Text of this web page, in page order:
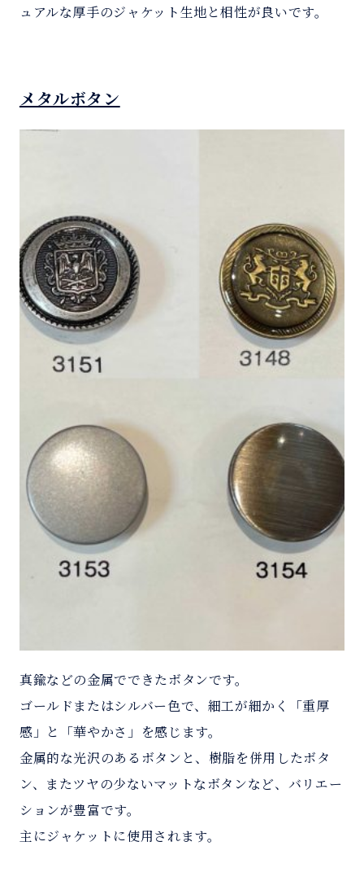
ュアルな厚手のジャケット生地と相性が良いです。
メタルボタン
真鍮などの金属でできたボタンです。
ゴールドまたはシルバー色で、細工が細かく「重厚
感」と「華やかさ」を感じます。
金属的な光沢のあるボタンと、樹脂を併用したボタ
ン、またツヤの少ないマットなボタンなど、バリエー
ションが豊富です。
主にジャケットに使用されます。